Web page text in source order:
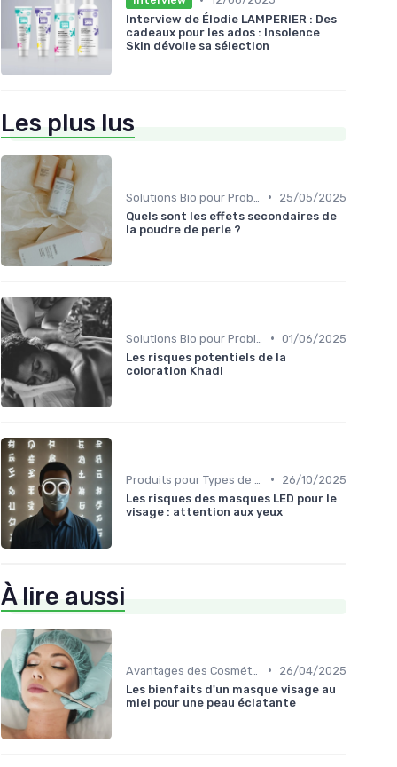
Interview de Élodie LAMPERIER : Des
cadeaux pour les ados : Insolence
Skin dévoile sa sélection
Les plus lus
•
25/05/2025
Quels sont les effets secondaires de
la poudre de perle ?
• 01/06/2025
Les risques potentiels de la
coloration Khadi
•
26/10/2025
Les risques des masques LED pour le
visage : attention aux yeux
À lire aussi
•
26/04/2025
Les bienfaits d'un masque visage au
miel pour une peau éclatante